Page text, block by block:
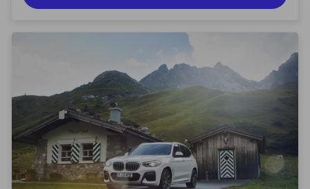
allem auf alternative Antriebe geric